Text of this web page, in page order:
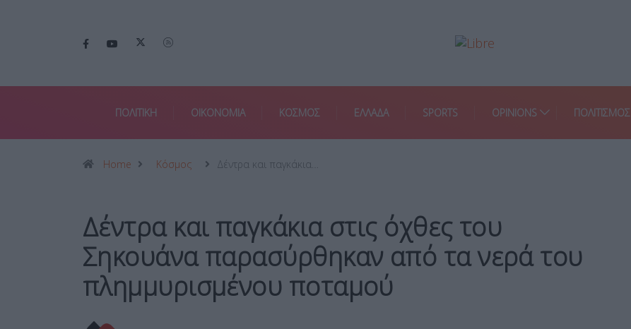
ΠΟΛΙΤΙΚΗ ΟΙΚΟΝΟΜΙΑ ΚΟΣΜΟΣ ΕΛΛΑΔΑ SPORTS OPINIONS ΠΟΛΙΤΙΣΜΟΣ
Home Κόσμος Δέντρα και παγκάκια…
Δέντρα και παγκάκια στις όχθες του
Σηκουάνα παρασύρθηκαν από τα νερά του
πλημμυρισμένου ποταμού